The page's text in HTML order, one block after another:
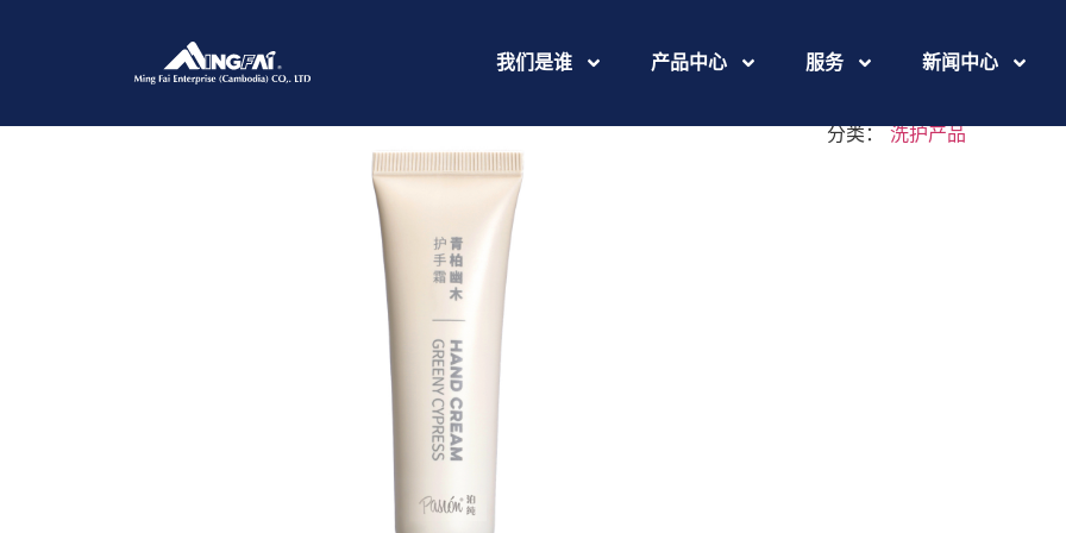
我们是谁 产品中心 服务 新闻中心
master-
分类：洗护产品